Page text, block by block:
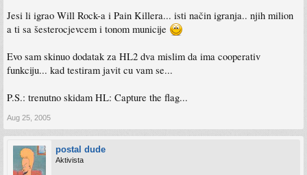
Jesi li igrao Will Rock-a i Pain Killera... isti način igranja.. njih milion
a ti sa šesterocjevcem i tonom municije
Evo sam skinuo dodatak za HL2 dva mislim da ima cooperativ
funkciju... kad testiram javit cu vam se...
P.S.: trenutno skidam HL: Capture the flag...
Aug 25, 2005
postal dude
Aktivista